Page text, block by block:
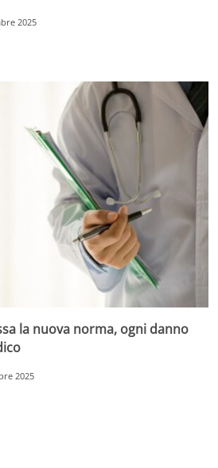
2025
la nuova norma, ogni danno
2025